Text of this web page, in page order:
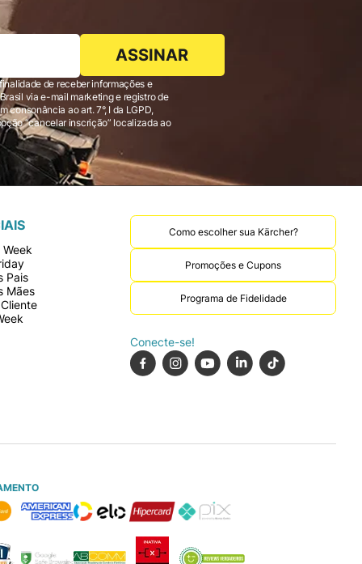
ASSINAR
de receber informações e
ao art. 7°, I da LGPD,
Pais
Mães
Conecte-se!
Como escolher sua Kärcher?
Promoções e Cupons
Programa de Fidelidade